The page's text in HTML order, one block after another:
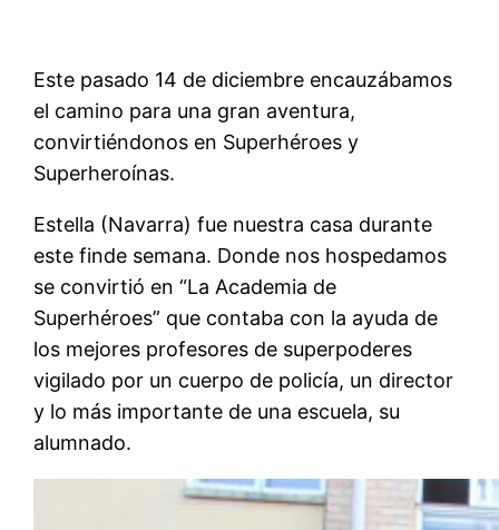
Este pasado 14 de diciembre encauzábamos
el camino para una gran aventura,
convirtiéndonos en Superhéroes y
Superheroínas.
Estella (Navarra) fue nuestra casa durante
este finde semana. Donde nos hospedamos
se convirtió en “La Academia de
Superhéroes” que contaba con la ayuda de
los mejores profesores de superpoderes
vigilado por un cuerpo de policía, un director
y lo más importante de una escuela, su
alumnado.